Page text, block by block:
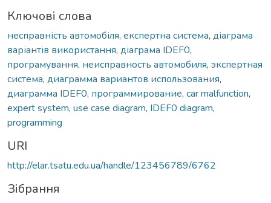
Ключові слова
несправність автомобіля, експертна система, діаграма
варіантів використання, діаграма IDEF0,
програмування, неисправность автомобиля, экспертная
система, диаграмма вариантов использования,
диаграмма IDEF0, программирование, car malfunction,
expert system, use case diagram, IDEF0 diagram,
programming
URI
http://elar.tsatu.edu.ua/handle/123456789/6762
Зібрання